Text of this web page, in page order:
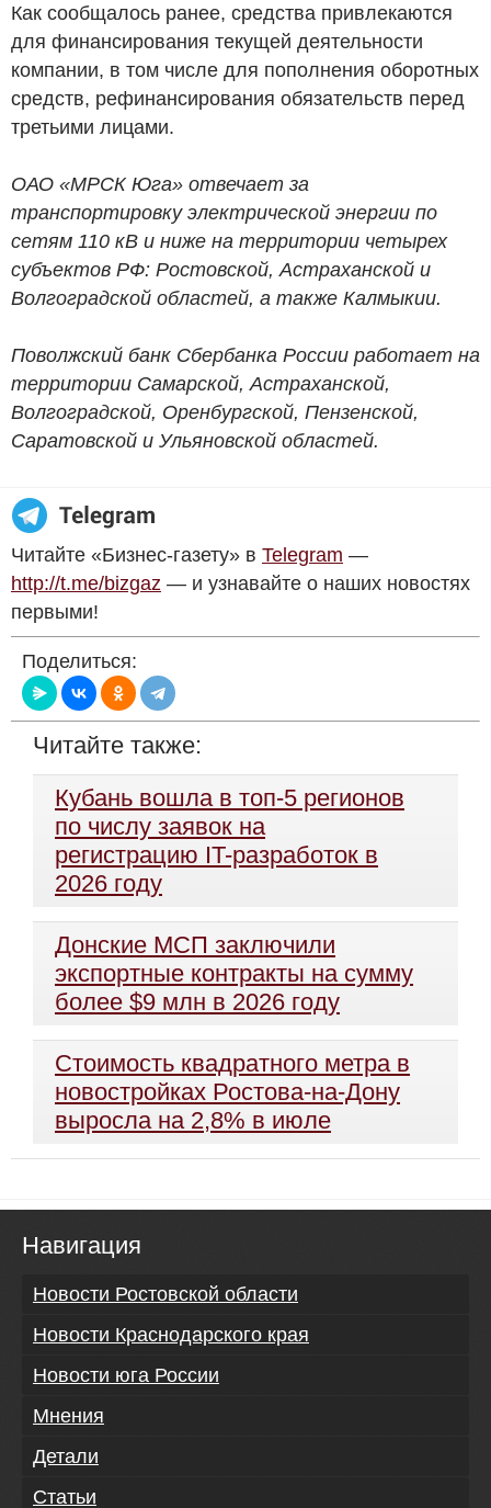
Как сообщалось ранее, средства привлекаются
для финансирования текущей деятельности
компании, в том числе для пополнения оборотных
средств, рефинансирования обязательств перед
третьими лицами.
ОАО «МРСК Юга» отвечает за
транспортировку электрической энергии по
сетям 110 кВ и ниже на территории четырех
субъектов РФ: Ростовской, Астраханской и
Волгоградской областей, а также Калмыкии.
Поволжский банк Сбербанка России работает на
территории Самарской, Астраханской,
Волгоградской, Оренбургской, Пензенской,
Саратовской и Ульяновской областей.
Читайте «Бизнес-газету» в Telegram —
http://t.me/bizgaz — и узнавайте о наших новостях
первыми!
Поделиться:
Читайте также:
Кубань вошла в топ-5 регионов
по числу заявок на
регистрацию IT-разработок в
2026 году
Донские МСП заключили
экспортные контракты на сумму
более $9 млн в 2026 году
Стоимость квадратного метра в
новостройках Ростова-на-Дону
выросла на 2,8% в июле
Навигация
Новости Ростовской области
Новости Краснодарского края
Новости юга России
Мнения
Детали
Статьи